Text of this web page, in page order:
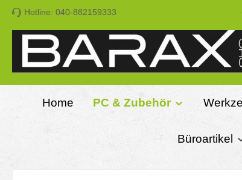
Hauptinhalt springen
Zur Suche springen
Zur Hauptnavigation springen
Hotline: 040-882159333
Home PC & Zubehör
Büroartikel